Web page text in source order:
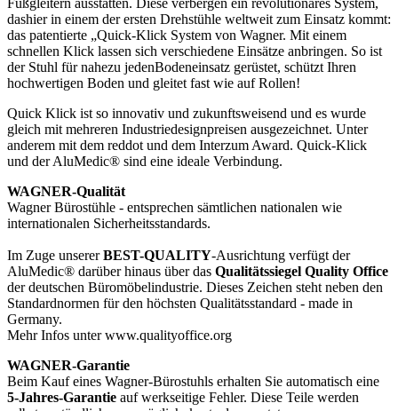
dashier in einem der ersten Drehstühle weltweit zum Einsatz kommt:
das patentierte „Quick-Klick System von Wagner. Mit einem
schnellen Klick lassen sich verschiedene Einsätze anbringen. So ist
der Stuhl für nahezu jedenBodeneinsatz gerüstet, schützt Ihren
hochwertigen Boden und gleitet fast wie auf Rollen!
Quick Klick ist so innovativ und zukunftsweisend und es wurde
gleich mit mehreren Industriedesignpreisen ausgezeichnet. Unter
anderem mit dem reddot und dem Interzum Award. Quick-Klick
und der AluMedic® sind eine ideale Verbindung.
WAGNER-Qualität
Wagner Bürostühle - entsprechen sämtlichen nationalen wie
internationalen Sicherheitsstandards.
Im Zuge unsererBEST-QUALITY-Ausrichtung verfügt der
AluMedic® darüber hinaus über das Qualitätssiegel Quality Office
der deutschen Büromöbelindustrie. Dieses Zeichen steht neben den
Standardnormen für den höchsten Qualitätsstandard - made in
Germany.
Mehr Infos unter www.qualityoffice.org
WAGNER-Garantie
Beim Kauf eines Wagner-Bürostuhls erhalten Sie automatisch eine
5-Jahres-Garantie auf werkseitige Fehler. Diese Teile werden